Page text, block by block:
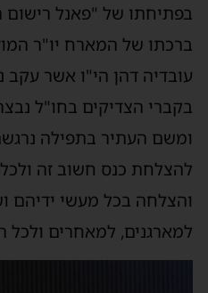
בפתיחתו של "פאנל רישום
ברכתו של המארח יו"ר
עובדיה דהן הי"ו אשר
בקברי הצדיקים בחו"ל
ומשם העתיר בתפילה
להצלחת כנס חשוב זה
והצלחה בכל מעשי ידיהם
למארגנים, למאחרים